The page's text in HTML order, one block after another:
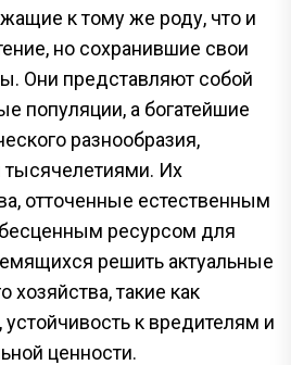
к тому же роду, что и
но сохранившие свои
Они представляют собой
популяции, а богатейшие
разнообразия,
Их
отточенные естественным
ресурсом для
решить актуальные
хозяйства, такие как
к вредителям и
ценности.